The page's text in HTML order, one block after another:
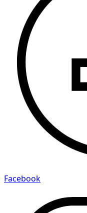
Facebook